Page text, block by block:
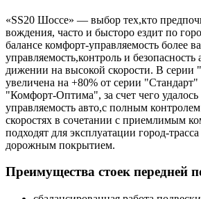
«SS20 Шоссе» — выбор тех,кто
вождения, часто и бысторо ездит по
балансе комфорт-управляемость более
управляемость,контроль и
дижении на высокой скорости. В серии
увеличена на +80% от серии
"Комфорт-Оптима", за счет чего
управляемость авто,с полным
скоростях в сочетании с приемлимым
подходят для эксплуатации город-
дорожным покрытием.
Преимущества стоек передней